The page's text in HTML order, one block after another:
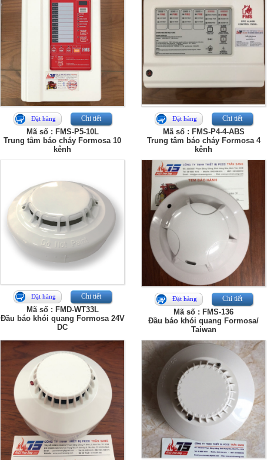
Đặt hàng Chi tiết
Mã số : FMS-P5-10L
Trung tâm báo cháy Formosa 10
kênh
Đặt hàng Chi tiết
Mã số : FMS-P4-4-ABS
Trung tâm báo cháy Formosa 4
kênh
Đặt hàng Chi tiết
Mã số : FMD-WT33L
Đầu báo khói quang Formosa 24V
DC
Đặt hàng Chi tiết
Mã số : FMS-136
Đầu báo khói quang Formosa/
Taiwan